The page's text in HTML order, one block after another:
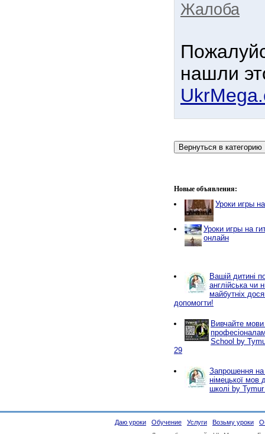
Жалоба
нашли
Новые объявления:
Уроки игры
Уроки игры на
онлайн
Вашій дитині
англійська чи
майбутніх
допомогти!
Вивчайте
School by
29
Запрошення на
німецької мов
школі by
Даю уроки Обучение Услуги Возьму уроки